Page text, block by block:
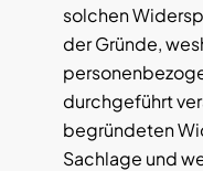
solchen
der Gründe,
durchgeführt
begründeten
Sachlage und